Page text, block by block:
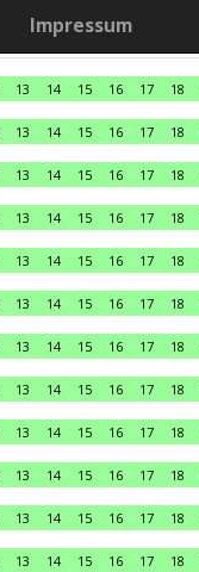
Impressum
13 14 15 16 17 18
13 14 15 16 17 18
13 14 15 16 17 18
13 14 15 16 17 18
13 14 15 16 17 18
13 14 15 16 17 18
13 14 15 16 17 18
13 14 15 16 17 18
13 14 15 16 17 18
13 14 15 16 17 18
13 14 15 16 17 18
13 14 15 16 17 18